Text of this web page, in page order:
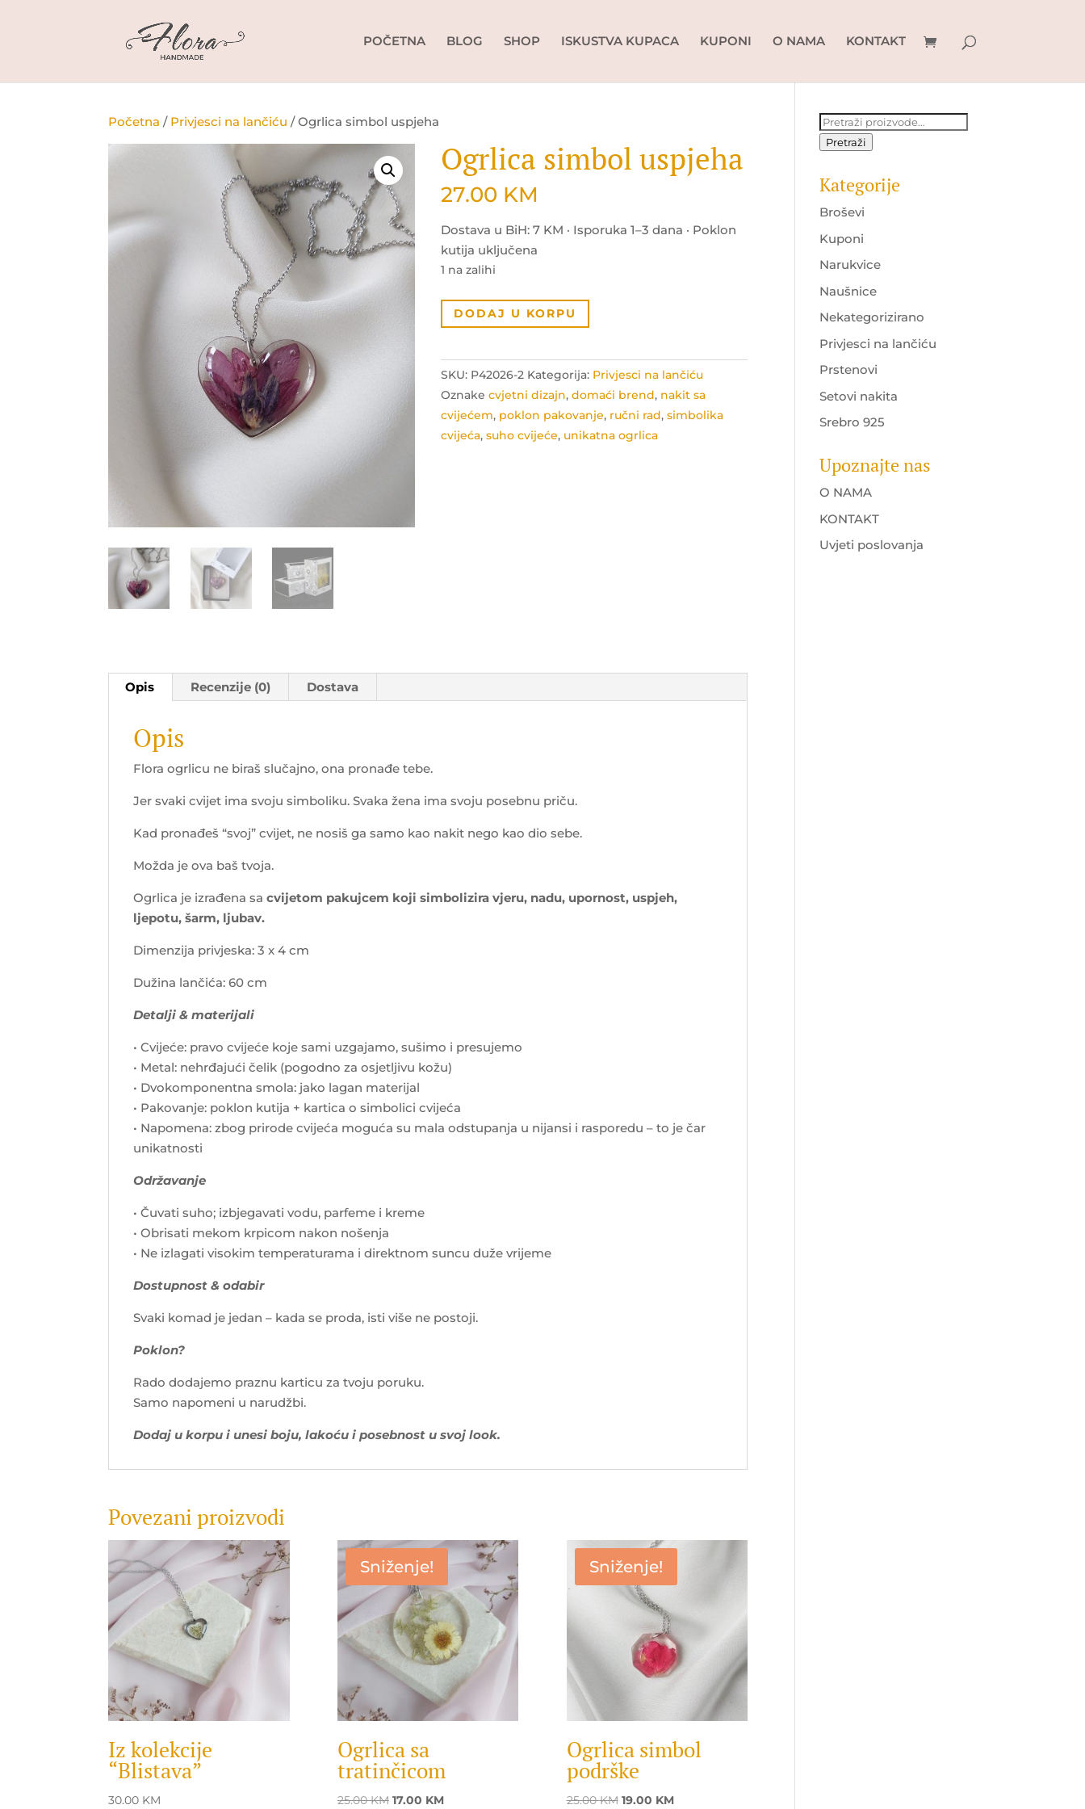
POČETNA BLOG SHOP ISKUSTVA KUPACA KUPONI O NAMA KONTAKT
Početna / Privjesci na lančiću / Ogrlica simbol uspjeha
Ogrlica simbol uspjeha
27.00 KM
Dostava u BiH: 7 KM · Isporuka 1–3 dana · Poklon
kutija uključena
1 na zalihi
Ogrlica
simbol
količina
DODAJ U KORPU
SKU: P42026-2 Kategorija: Privjesci na lančiću
Oznakecvjetni dizajn,domaći brend, nakit sa
cvijećem, poklon pakovanje, ručni rad,simbolika
cvijeća,suho cvijeće, unikatna ogrlica
Opis Recenzije (0) Dostava
Opis
Flora ogrlicu ne biraš slučajno, ona pronađe tebe.
Jer svaki cvijet ima svoju simboliku. Svaka žena ima svoju posebnu priču.
Kad pronađeš “svoj” cvijet, ne nosiš ga samo kao nakit nego kao dio sebe.
Možda je ova baš tvoja.
Ogrlica je izrađena sacvijetom pakujcem koji simbolizira vjeru, nadu, upornost, uspjeh,
ljepotu, šarm, ljubav.
Dimenzija privjeska: 3 x 4 cm
Dužina lančića: 60 cm
Detalji & materijali
• Cvijeće: pravo cvijeće koje sami uzgajamo, sušimo i presujemo
• Metal: nehrđajući čelik (pogodno za osjetljivu kožu)
• Dvokomponentna smola: jako lagan materijal
• Pakovanje: poklon kutija + kartica o simbolici cvijeća
• Napomena: zbog prirode cvijeća moguća su mala odstupanja u nijansi i rasporedu – to je čar
unikatnosti
Održavanje
• Čuvati suho; izbjegavati vodu, parfeme i kreme
• Obrisati mekom krpicom nakon nošenja
• Ne izlagati visokim temperaturama i direktnom suncu duže vrijeme
Dostupnost & odabir
Svaki komad je jedan – kada se proda, isti više ne postoji.
Poklon?
Rado dodajemo praznu karticu za tvoju poruku.
Samo napomeni u narudžbi.
Dodaj u korpu i unesi boju, lakoću i posebnost u svoj look.
Povezani proizvodi
Iz kolekcije
“Blistava”
30.00 KM
Sniženje!
Ogrlica sa
tratinčicom
25.00KM Original
17.00 KMCurrent
Sniženje!
Ogrlica simbol
podrške
25.00KM Original
19.00 KMCurrent
Pretraži:
Pretraži
Kategorije
Broševi
Kuponi
Narukvice
Naušnice
Nekategorizirano
Privjesci na lančiću
Prstenovi
Setovi nakita
Srebro 925
Upoznajte nas
O NAMA
KONTAKT
Uvjeti poslovanja